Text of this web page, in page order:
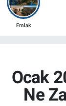
Emlak
Ocak
Ne